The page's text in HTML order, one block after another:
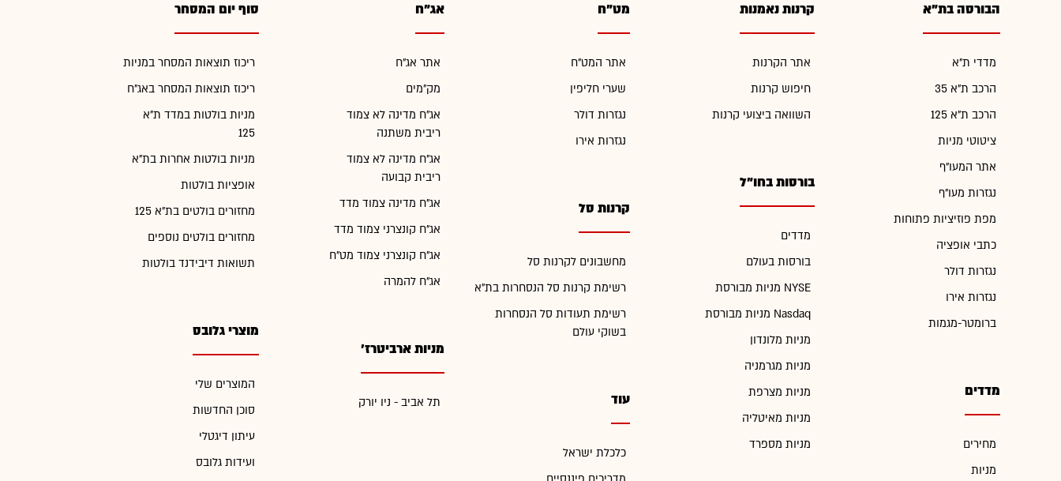
הבורסה בת"א
מדדי ת"א
הרכב ת"א 35
הרכב ת"א 125
ציטוטי מניות
אתר המעו"ף
נגזרות מעו"ף
מפת פוזיציות פתוחות
כתבי אופציה
נגזרות דולר
נגזרות אירו
ברומטר-מגמות
מדדים
מחירים
מניות
קרנות נאמנות
אתר הקרנות
חיפוש קרנות
השוואה ביצועי קרנות
בורסות בחו"ל
מדדים
בורסות בעולם
מניות מבורסת NYSE
מניות מבורסת Nasdaq
מניות מלונדון
מניות מגרמניה
מניות מצרפת
מניות מאיטליה
מניות מספרד
מט"ח
אתר המט"ח
שערי חליפין
נגזרות דולר
נגזרות אירו
קרנות סל
מחשבונים לקרנות סל
רשימת קרנות סל הנסחרות בת"א
רשימת תעודות סל הנסחרות
בשוקי עולם
עוד
כלכלת ישראל
אג"ח
אתר אג"ח
מק"מים
אג"ח מדינה לא צמוד
ריבית משתנה
אג"ח מדינה לא צמוד
ריבית קבועה
אג"ח מדינה צמוד מדד
אג"ח קונצרני צמוד מדד
אג"ח קונצרני צמוד מט"ח
אג"ח להמרה
מניות ארביטרז'
תל אביב - ניו יורק
סוף יום המסחר
ריכוז תוצאות המסחר במניות
ריכוז תוצאות המסחר באג"ח
מניות בולטות במדד ת"א
125
מניות בולטות אחרות בת"א
אופציות בולטות
מחזורים בולטים בת"א 125
מחזורים בולטים נוספים
תשואות דיבידנד בולטות
מוצרי גלובס
המוצרים שלי
סוכן החדשות
עיתון דיגטלי
ועידות גלובס